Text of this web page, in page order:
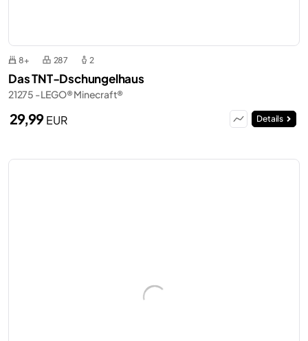
8+ 287 2
Das TNT-Dschungelhaus
21275 - LEGO® Minecraft®
29,99EUR Details